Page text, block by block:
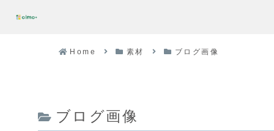
Home 素材 ブログ画像
ブログ画像